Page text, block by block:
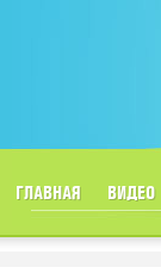
ГЛАВНАЯ ВИДЕО